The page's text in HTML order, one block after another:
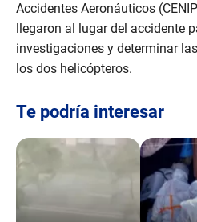
Accidentes Aeronáuticos
llegaron al lugar del accidente
investigaciones y determinar
los dos helicópteros.
Te podría interesar